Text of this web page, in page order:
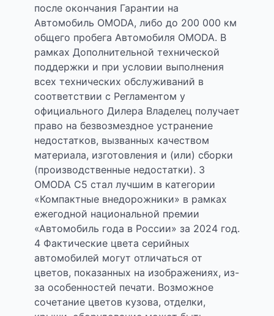
после окончания Гарантии на
Автомобиль OMODA, либо до 200 000 км
общего пробега Автомобиля OMODA. В
рамках Дополнительной технической
поддержки и при условии выполнения
всех технических обслуживаний в
соответствии с Регламентом у
официального Дилера Владелец получает
право на безвозмездное устранение
недостатков, вызванных качеством
материала, изготовления и (или) сборки
(производственные недостатки). 3
OMODA C5 стал лучшим в категории
«Компактные внедорожники» в рамках
ежегодной национальной премии
«Автомобиль года в России» за 2024 год.
4 Фактические цвета серийных
автомобилей могут отличаться от
цветов, показанных на изображениях, из-
за особенностей печати. Возможное
сочетание цветов кузова, отделки,